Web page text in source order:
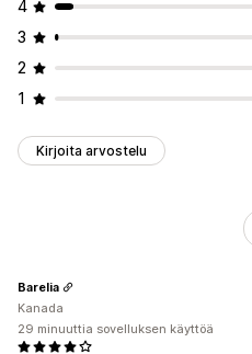
4
3
2
1
Kirjoita arvostelu
Barelia
Kanada
29 minuuttia sovelluksen käyttöä